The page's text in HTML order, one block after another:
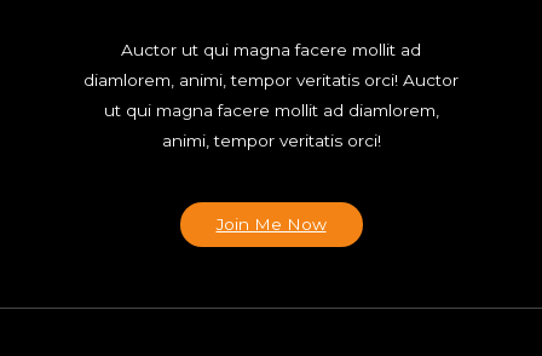
Auctor ut qui magna facere mollit ad
diamlorem, animi, tempor veritatis orci! Auctor
ut qui magna facere mollit ad diamlorem,
animi, tempor veritatis orci!
Join Me Now